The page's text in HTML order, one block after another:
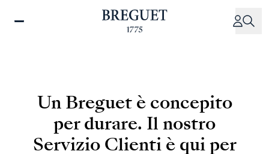
Un Breguet è concepito
per durare. Il nostro
Servizio Clienti è qui per